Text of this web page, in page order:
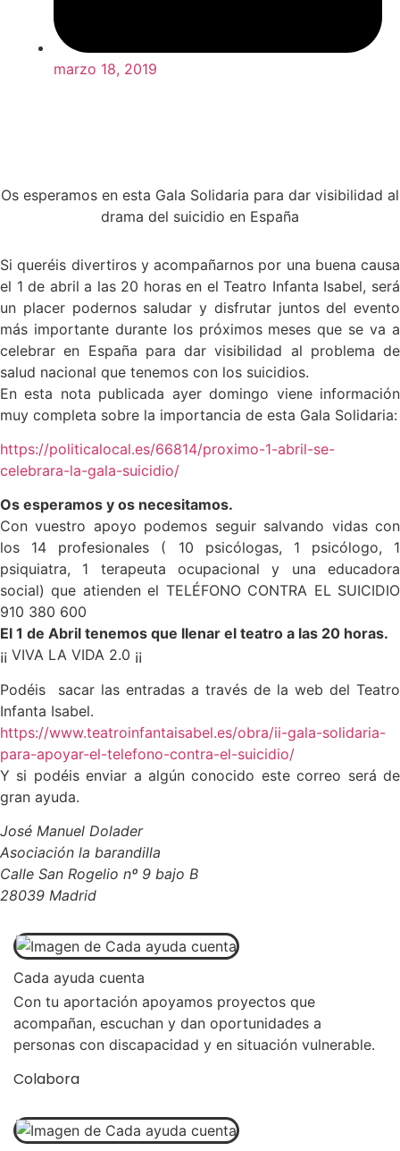
marzo 18, 2019
Os esperamos en esta Gala Solidaria para dar visibilidad al
drama del suicidio en España
Si queréis divertiros y acompañarnos por una buena causa
el 1 de abril a las 20 horas en el Teatro Infanta Isabel, será
un placer podernos saludar y disfrutar juntos del evento
más importante durante los próximos meses que se va a
celebrar en España para dar visibilidad al problema de
salud nacional que tenemos con los suicidios.
En esta nota publicada ayer domingo viene información
muy completa sobre la importancia de esta Gala Solidaria:
https://politicalocal.es/66814/proximo-1-abril-se-
celebrara-la-gala-suicidio/
Os esperamos y os necesitamos.
Con vuestro apoyo podemos seguir salvando vidas con
los 14 profesionales ( 10 psicólogas, 1 psicólogo, 1
psiquiatra, 1 terapeuta ocupacional y una educadora
social) que atienden el TELÉFONO CONTRA EL SUICIDIO
910 380 600
El 1 de Abril tenemos que llenar el teatro a las 20 horas.
¡¡ VIVA LA VIDA 2.0 ¡¡
Podéis sacar las entradas a través de la web del Teatro
Infanta Isabel.
https://www.teatroinfantaisabel.es/obra/ii-gala-solidaria-
para-apoyar-el-telefono-contra-el-suicidio/
Y si podéis enviar a algún conocido este correo será de
gran ayuda.
José Manuel Dolader
Asociación la barandilla
Calle San Rogelio nº 9 bajo B
28039 Madrid
Cada ayuda cuenta
Con tu aportación apoyamos proyectos que
acompañan, escuchan y dan oportunidades a
personas con discapacidad y en situación vulnerable.
Colabora